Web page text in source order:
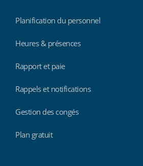
Planification du personnel
Heures & présences
Rapport et paie
Rappels et notifications
Gestion des congés
Plan gratuit